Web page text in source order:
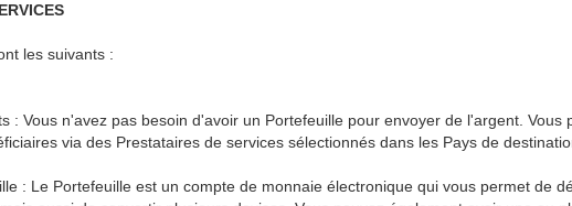
les suivants :
: Vous n'avez pas besoin d'avoir un Portefeuille pour envoyer de l'argent.
via des Prestataires de services sélectionnés dans les Pays de
: Le Portefeuille est un compte de monnaie électronique qui vous permet de